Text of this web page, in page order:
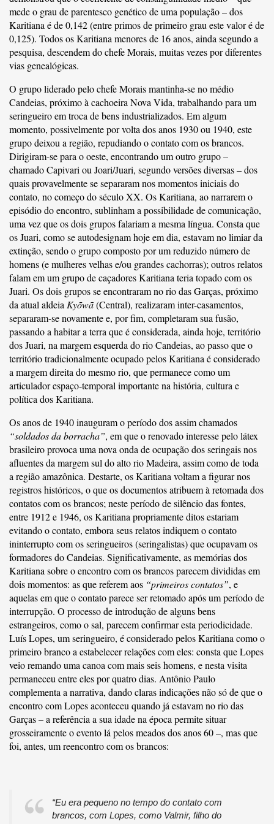
mede o grau de parentesco genético de uma população – dos
Karitiana é de 0,142 (entre primos de primeiro grau este valor é de
0,125). Todos os Karitiana menores de 16 anos, ainda segundo a
pesquisa, descendem do chefe Morais, muitas vezes por diferentes
vias genealógicas.
O grupo liderado pelo chefe Morais mantinha-se no médio
Candeias, próximo à cachoeira Nova Vida, trabalhando para um
seringueiro em troca de bens industrializados. Em algum
momento, possivelmente por volta dos anos 1930 ou 1940, este
grupo deixou a região, repudiando o contato com os brancos.
Dirigiram-se para o oeste, encontrando um outro grupo –
chamado Capivari ou Joari/Juari, segundo versões diversas – dos
quais provavelmente se separaram nos momentos iniciais do
contato, no começo do século XX. Os Karitiana, ao narrarem o
episódio do encontro, sublinham a possibilidade de comunicação,
uma vez que os dois grupos falariam a mesma língua. Consta que
os Juari, como se autodesignam hoje em dia, estavam no limiar da
extinção, sendo o grupo composto por um reduzido número de
homens (e mulheres velhas e/ou grandes cachorras); outros relatos
falam em um grupo de caçadores Karitiana teria topado com os
Juari. Os dois grupos se encontraram no rio das Garças, próximo
da atual aldeia Kyõwã(Central), realizaram inter-casamentos,
separaram-se novamente e, por fim, completaram sua fusão,
passando a habitar a terra que é considerada, ainda hoje, território
dos Juari, na margem esquerda do rio Candeias, ao passo que o
território tradicionalmente ocupado pelos Karitiana é considerado
a margem direita do mesmo rio, que permanece como um
articulador espaço-temporal importante na história, cultura e
política dos Karitiana.
Os anos de 1940 inauguram o período dos assim chamados
“soldados da borracha”, em que o renovado interesse pelo látex
brasileiro provoca uma nova onda de ocupação dos seringais nos
afluentes da margem sul do alto rio Madeira, assim como de toda
a região amazônica. Destarte, os Karitiana voltam a figurar nos
registros históricos, o que os documentos atribuem à retomada dos
contatos com os brancos; neste período de silêncio das fontes,
entre 1912 e 1946, os Karitiana propriamente ditos estariam
evitando o contato, embora seus relatos indiquem o contato
ininterrupto com os seringueiros (seringalistas) que ocupavam os
formadores do Candeias. Significativamente, as memórias dos
Karitiana sobre o encontro com os brancos parecem divididas em
dois momentos: as que referem aos “primeiros contatos”, e
aquelas em que o contato parece ser retomado após um período de
interrupção. O processo de introdução de alguns bens
estrangeiros, como o sal, parecem confirmar esta periodicidade.
Luís Lopes, um seringueiro, é considerado pelos Karitiana como o
primeiro branco a estabelecer relações com eles: consta que Lopes
veio remando uma canoa com mais seis homens, e nesta visita
permaneceu entre eles por quatro dias. Antônio Paulo
complementa a narrativa, dando claras indicações não só de que o
encontro com Lopes aconteceu quando já estavam no rio das
Garças – a referência a sua idade na época permite situar
grosseiramente o evento lá pelos meados dos anos 60 –, mas que
foi, antes, um reencontro com os brancos:
“Eu era pequeno no tempo do contato com
brancos, com Lopes, como Valmir, filho do